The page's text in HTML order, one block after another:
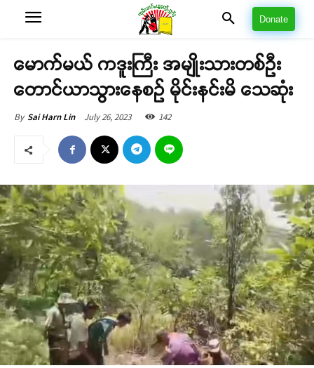
Donate
မောက်မယ် ကဒူးကြီး အမျိုးသားတစ်ဦး
တောင်ယာသွားနေစဉ် မိုင်းနင်းမိ သေဆုံး
By Sai Harn Lin July 26, 2023 142